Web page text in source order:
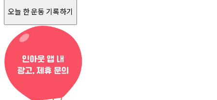
오늘 한 운동 기록하기